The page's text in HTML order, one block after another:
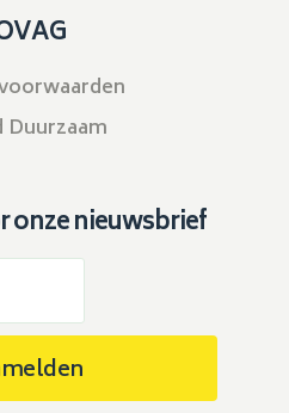
Duurzaam
onze nieuwsbrief